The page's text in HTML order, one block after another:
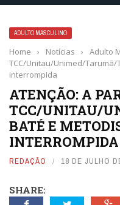
ADULTO MASCULINO
Home › Notícias › Adulto
TCC/Unitau/Unimed/
interrompida
ATENÇÃO: A
TCC/UNITAU/
BATÉ E
INTERROMPIDA
REDAÇÃO 18 DE JULHO
SHARE: